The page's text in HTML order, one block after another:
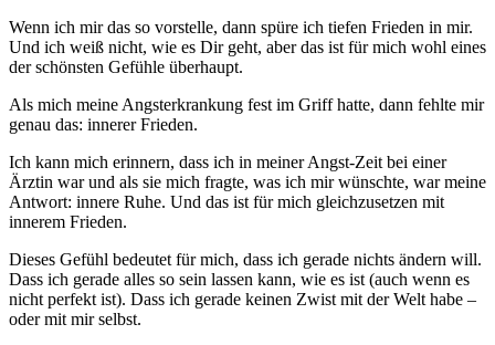
Wenn ich mir das so vorstelle, dann spüre ich tiefen Frieden in mir.
Und ich weiß nicht, wie es Dir geht, aber das ist für mich wohl eines
der schönsten Gefühle überhaupt.
Als mich meine Angsterkrankung fest im Griff hatte, dann fehlte mir
genau das: innerer Frieden.
Ich kann mich erinnern, dass ich in meiner Angst-Zeit bei einer
Ärztin war und als sie mich fragte, was ich mir wünschte, war meine
Antwort: innere Ruhe. Und das ist für mich gleichzusetzen mit
innerem Frieden.
Dieses Gefühl bedeutet für mich, dass ich gerade nichts ändern will.
Dass ich gerade alles so sein lassen kann, wie es ist (auch wenn es
nicht perfekt ist). Dass ich gerade keinen Zwist mit der Welt habe –
oder mit mir selbst.